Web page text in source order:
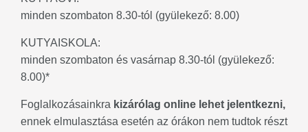
minden szombaton 8.30-tól (gyülekező: 8.00)
KUTYAISKOLA:
minden szombaton és vasárnap 8.30-tól (gyülekező:
8.00)*
Foglalkozásainkra kizárólag online lehet jelentkezni,
ennek elmulasztása esetén az órákon nem tudtok részt